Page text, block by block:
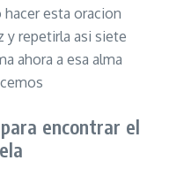
esta oracion
y repetirla asi siete
ahora a esa alma
encontrar el